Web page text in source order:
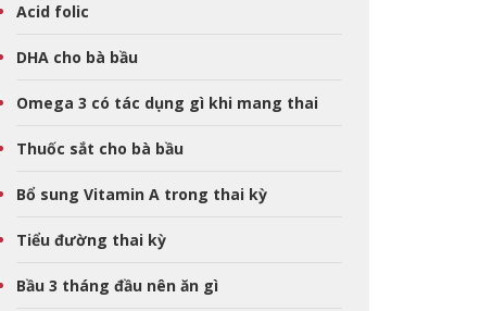
Acid folic
DHA cho bà bầu
Omega 3 có tác dụng gì khi mang thai
Thuốc sắt cho bà bầu
Bổ sung Vitamin A trong thai kỳ
Tiểu đường thai kỳ
Bầu 3 tháng đầu nên ăn gì